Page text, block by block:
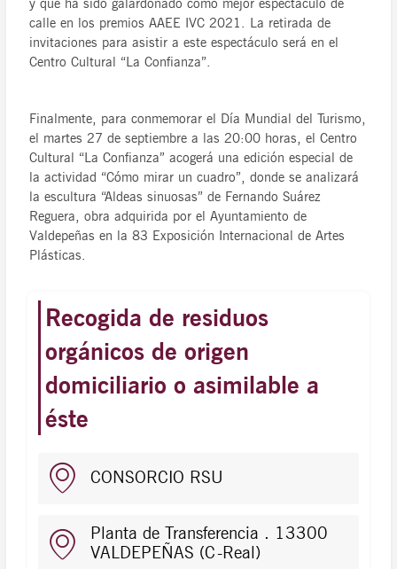
y que ha sido galardonado como mejor espectáculo de
calle en los premios AAEE IVC 2021. La retirada de
invitaciones para asistir a este espectáculo será en el
Centro Cultural “La Confianza”.
Finalmente, para conmemorar el Día Mundial del Turismo,
el martes 27 de septiembre a las 20:00 horas, el Centro
Cultural “La Confianza” acogerá una edición especial de
la actividad “Cómo mirar un cuadro”, donde se analizará
la escultura “Aldeas sinuosas” de Fernando Suárez
Reguera, obra adquirida por el Ayuntamiento de
Valdepeñas en la 83 Exposición Internacional de Artes
Plásticas.
Recogida de residuos
orgánicos de origen
domiciliario o asimilable a
éste
CONSORCIO RSU
Planta de Transferencia . 13300
VALDEPEÑAS (C-Real)